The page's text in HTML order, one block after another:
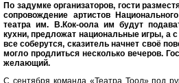
По задумке организаторов, гости
сопровождение артистов
театра им. В.Кок-оола им будут
кухни, предложат национальные игры, а
все соберутся, сказитель начнет своё
могло продлиться несколько вечеров.
желающий.